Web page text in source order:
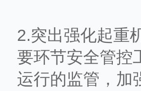
2.突出强化起重
要环节安全管控
运行的监管，加